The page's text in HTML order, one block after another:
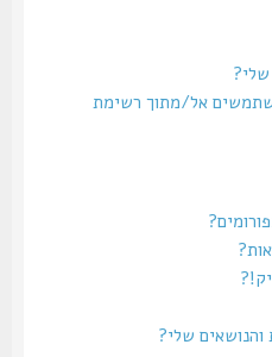
אל/מתוך רשימת
שלי?